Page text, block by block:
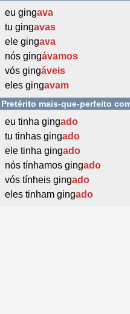
eu gingava
tu gingavas
ele gingava
nós gingávamos
vós gingáveis
eles gingavam
Pretérito mais-que-perfeito
eu tinha gingado
tu tinhas gingado
ele tinha gingado
nós tínhamos gingado
vós tínheis gingado
eles tinham gingado